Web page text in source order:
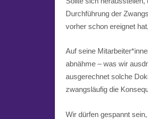
Durchführung der
vorher schon ereignet
Auf seine
abnähme – was wir
ausgerechnet solche
zwangsläufig die
Wir dürfen gespannt